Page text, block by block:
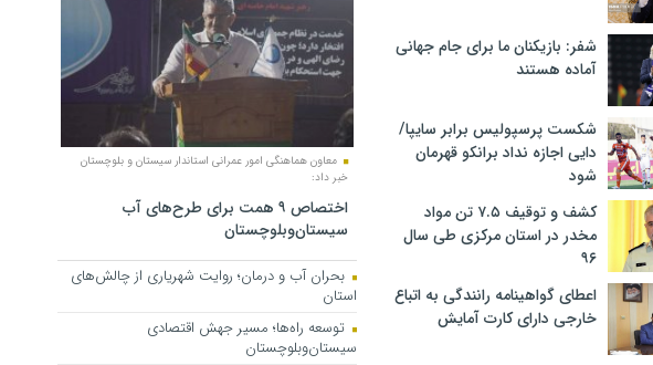
شفر: بازیکنان ما برای جام جهانی
آماده هستند
شکست پرسپولیس برابر سایپا/
دایی اجازه نداد برانکو قهرمان
شود
کشف و توقیف ۷.۵ تن مواد
مخدر در استان مرکزی طی سال
۹۶
اعطای گواهینامه رانندگی به اتباع
خارجی دارای کارت آمایش
معاون هماهنگی امور عمرانی استاندار سیستان و بلوچستان
خبر داد:
اختصاص ۹ همت برای طرح‌های آب
سیستان‌وبلوچستان
بحران آب و درمان؛ روایت شهریاری از چالش‌های
استان
توسعه راه‌ها؛ مسیر جهش اقتصادی
سیستان‌وبلوچستان